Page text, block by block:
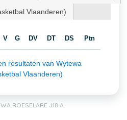
Vlaanderen)
V G DV DT DS Ptn
resultaten van Wytewa
Vlaanderen)
ROESELARE J18 A